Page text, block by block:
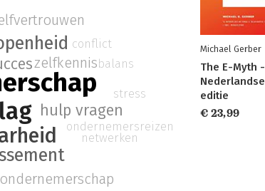
hulp vragen
zelfkennis
ondernemersreizen
conflict
balans
netwerken
stress
Michael Gerber
The E-Myth -
Nederlandse
editie
€ 23,99